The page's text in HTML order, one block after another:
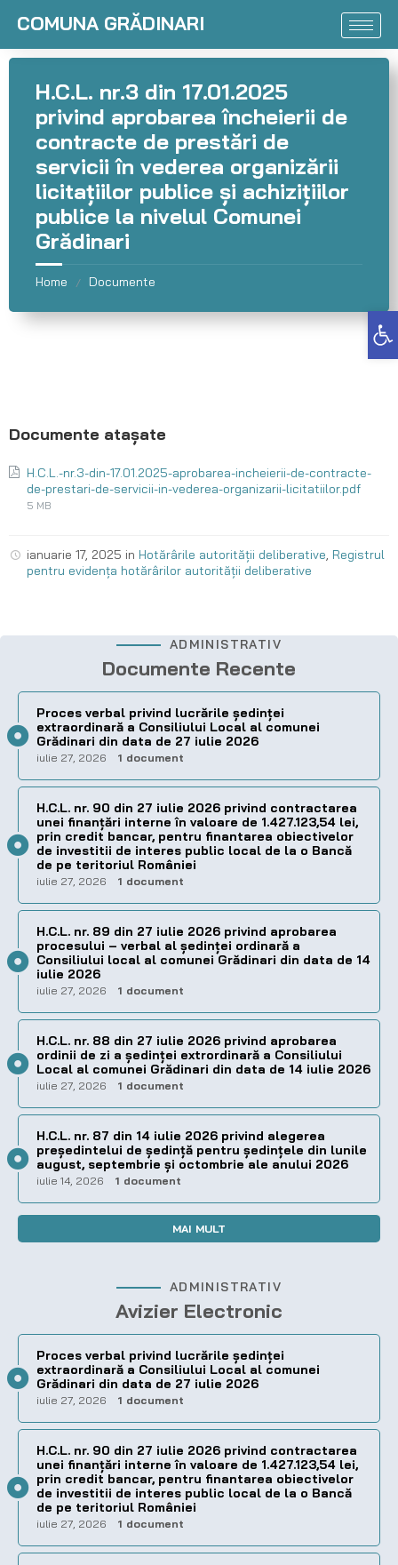
Deschide bara de unelte
COMUNA GRĂDINARI
H.C.L. nr.3 din 17.01.2025
privind aprobarea încheierii de
contracte de prestări de
servicii în vederea organizării
licitaţiilor publice și achizițiilor
publice la nivelul Comunei
Grădinari
Home / Documente
H.C.L.-nr.3-din-17.01.2025-aprobarea-incheierii-de-contracte-
de-prestari-de-servicii-in-vederea-organizarii-licitatiilor.pdf
5 MB
ianuarie 17, 2025 in Hotărârile autorității deliberative, Registrul
pentru evidența hotărârilor autorității deliberative
ADMINISTRATIV
Documente Recente
Proces verbal privind lucrările ședinței
extraordinară a Consiliului Local al comunei
Grădinari din data de 27 iulie 2026
iulie 27, 2026 1 document
H.C.L. nr. 90 din 27 iulie 2026 privind contractarea
unei finanțări interne în valoare de 1.427.123,54 lei,
prin credit bancar, pentru finantarea obiectivelor
de investitii de interes public local de la o Bancă
de pe teritoriul României
iulie 27, 2026 1 document
H.C.L. nr. 89 din 27 iulie 2026 privind aprobarea
procesului – verbal al şedinţei ordinară a
Consiliului local al comunei Grădinari din data de 14
iulie 2026
iulie 27, 2026 1 document
H.C.L. nr. 88 din 27 iulie 2026 privind aprobarea
ordinii de zi a şedinţei extrordinară a Consiliului
Local al comunei Grădinari din data de 14 iulie 2026
iulie 27, 2026 1 document
H.C.L. nr. 87 din 14 iulie 2026 privind alegerea
preşedintelui de şedinţă pentru ședințele din lunile
august, septembrie și octombrie ale anului 2026
iulie 14, 2026 1 document
MAI MULT
ADMINISTRATIV
Avizier Electronic
Proces verbal privind lucrările ședinței
extraordinară a Consiliului Local al comunei
Grădinari din data de 27 iulie 2026
iulie 27, 2026 1 document
H.C.L. nr. 90 din 27 iulie 2026 privind contractarea
unei finanțări interne în valoare de 1.427.123,54 lei,
prin credit bancar, pentru finantarea obiectivelor
de investitii de interes public local de la o Bancă
de pe teritoriul României
iulie 27, 2026 1 document